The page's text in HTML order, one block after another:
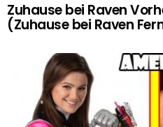
Zuhause bei Raven
(Zuhause bei Raven